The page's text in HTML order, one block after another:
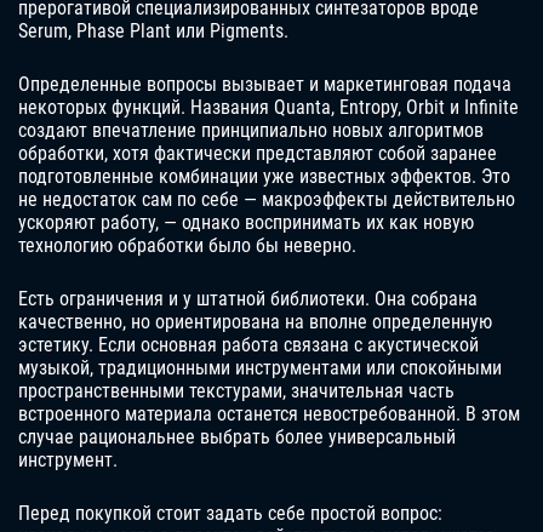
прерогативой специализированных синтезаторов вроде
Serum, Phase Plant или Pigments.
Определенные вопросы вызывает и маркетинговая подача
некоторых функций. Названия Quanta, Entropy, Orbit и Infinite
создают впечатление принципиально новых алгоритмов
обработки, хотя фактически представляют собой заранее
подготовленные комбинации уже известных эффектов. Это
не недостаток сам по себе — макроэффекты действительно
ускоряют работу, — однако воспринимать их как новую
технологию обработки было бы неверно.
Есть ограничения и у штатной библиотеки. Она собрана
качественно, но ориентирована на вполне определенную
эстетику. Если основная работа связана с акустической
музыкой, традиционными инструментами или спокойными
пространственными текстурами, значительная часть
встроенного материала останется невостребованной. В этом
случае рациональнее выбрать более универсальный
инструмент.
Перед покупкой стоит задать себе простой вопрос: